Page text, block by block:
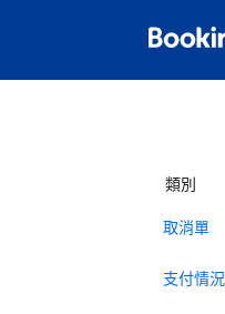
類別
取消單
支付情況